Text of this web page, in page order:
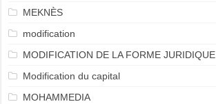
MEKNÈS
modification
MODIFICATION DE LA FORME JURIDIQUE
Modification du capital
MOHAMMEDIA